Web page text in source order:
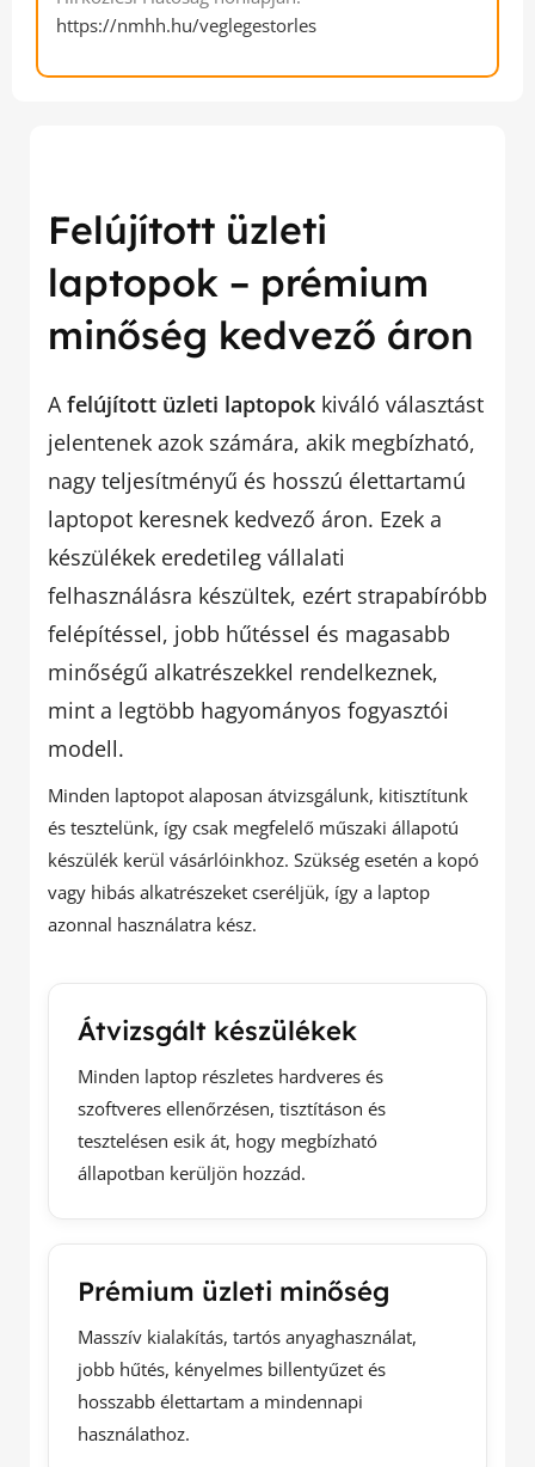
https://nmhh.hu/veglegestorles
Felújított üzleti
laptopok – prémium
minőség kedvező áron
Afelújított üzleti laptopok kiváló választást
jelentenek azok számára, akik megbízható,
nagy teljesítményű és hosszú élettartamú
laptopot keresnek kedvező áron. Ezek a
készülékek eredetileg vállalati
felhasználásra készültek, ezért strapabíróbb
felépítéssel, jobb hűtéssel és magasabb
minőségű alkatrészekkel rendelkeznek,
mint a legtöbb hagyományos fogyasztói
modell.
Minden laptopot alaposan átvizsgálunk, kitisztítunk
és tesztelünk, így csak megfelelő műszaki állapotú
készülék kerül vásárlóinkhoz. Szükség esetén a kopó
vagy hibás alkatrészeket cseréljük, így a laptop
azonnal használatra kész.
Átvizsgált készülékek
Minden laptop részletes hardveres és
szoftveres ellenőrzésen, tisztításon és
tesztelésen esik át, hogy megbízható
állapotban kerüljön hozzád.
Prémium üzleti minőség
Masszív kialakítás, tartós anyaghasználat,
jobb hűtés, kényelmes billentyűzet és
hosszabb élettartam a mindennapi
használathoz.